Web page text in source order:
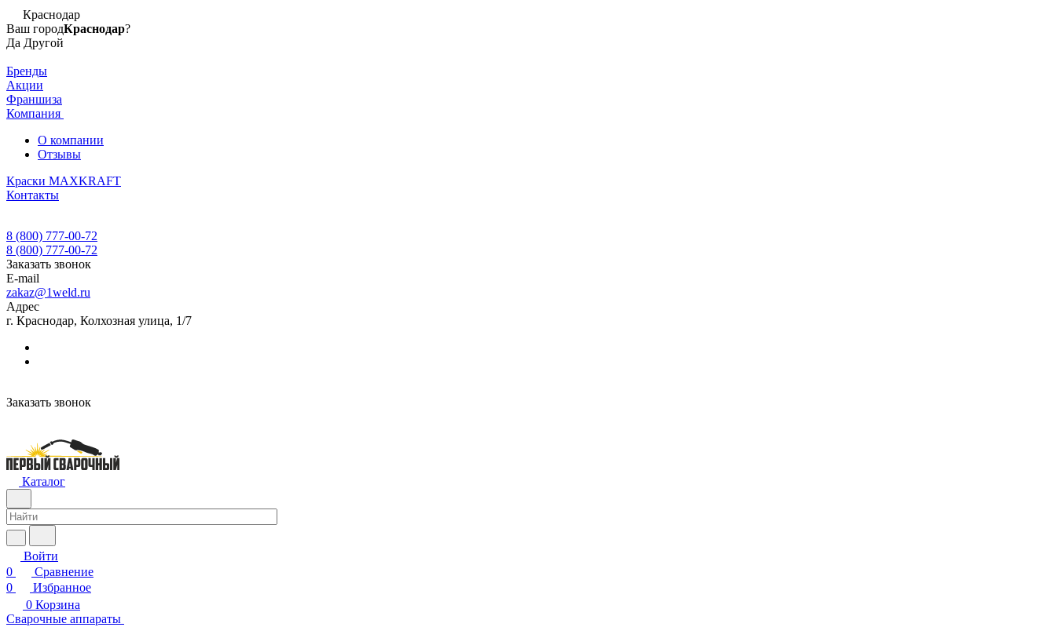
Краснодар
Ваш городКраснодар?
Да Другой
Бренды
Акции
Франшиза
Компания
О компании
Отзывы
Краски MAXKRAFT
Контакты
8 (800) 777-00-72
8 (800) 777-00-72
Заказать звонок
E-mail
zakaz@1weld.ru
Адрес
г. Краснодар, Колхозная улица, 1/7
Заказать звонок
Каталог
Войти
0
Сравнение
0
Избранное
0 Корзина
Сварочные аппараты